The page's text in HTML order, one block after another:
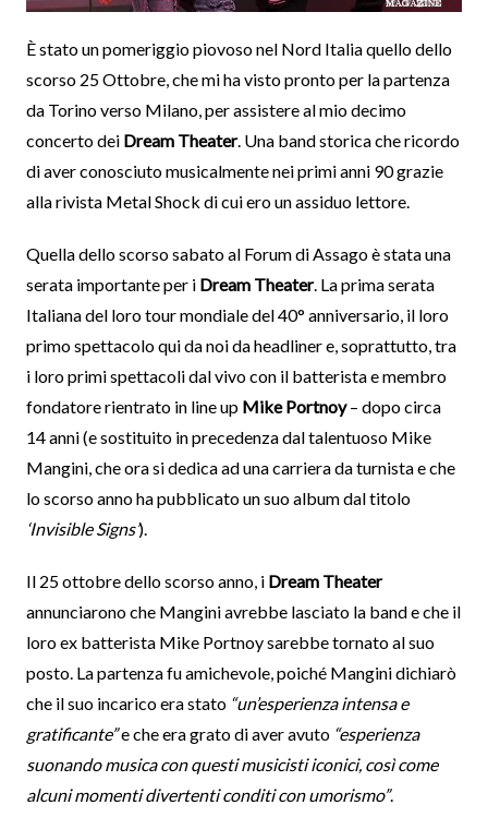
È stato un pomeriggio piovoso nel Nord Italia quello dello
scorso 25 Ottobre, che mi ha visto pronto per la partenza
da Torino verso Milano, per assistere al mio decimo
concerto dei Dream Theater. Una band storica che ricordo
di aver conosciuto musicalmente nei primi anni 90 grazie
alla rivista Metal Shock di cui ero un assiduo lettore.
Quella dello scorso sabato al Forum di Assago è stata una
serata importante per i Dream Theater. La prima serata
Italiana del loro tour mondiale del 40° anniversario, il loro
primo spettacolo qui da noi da headliner e, soprattutto, tra
i loro primi spettacoli dal vivo con il batterista e membro
fondatore rientrato in line up Mike Portnoy– dopo circa
14 anni (e sostituito in precedenza dal talentuoso Mike
Mangini, che ora si dedica ad una carriera da turnista e che
lo scorso anno ha pubblicato un suo album dal titolo
‘Invisible Signs’).
Il 25 ottobre dello scorso anno, i Dream Theater
annunciarono che Mangini avrebbe lasciato la band e che il
loro ex batterista Mike Portnoy sarebbe tornato al suo
posto. La partenza fu amichevole, poiché Mangini dichiarò
che il suo incarico era stato “un’esperienza intensa e
gratificante”e che era grato di aver avuto “esperienza
suonando musica con questi musicisti iconici, così come
alcuni momenti divertenti conditi con umorismo”.